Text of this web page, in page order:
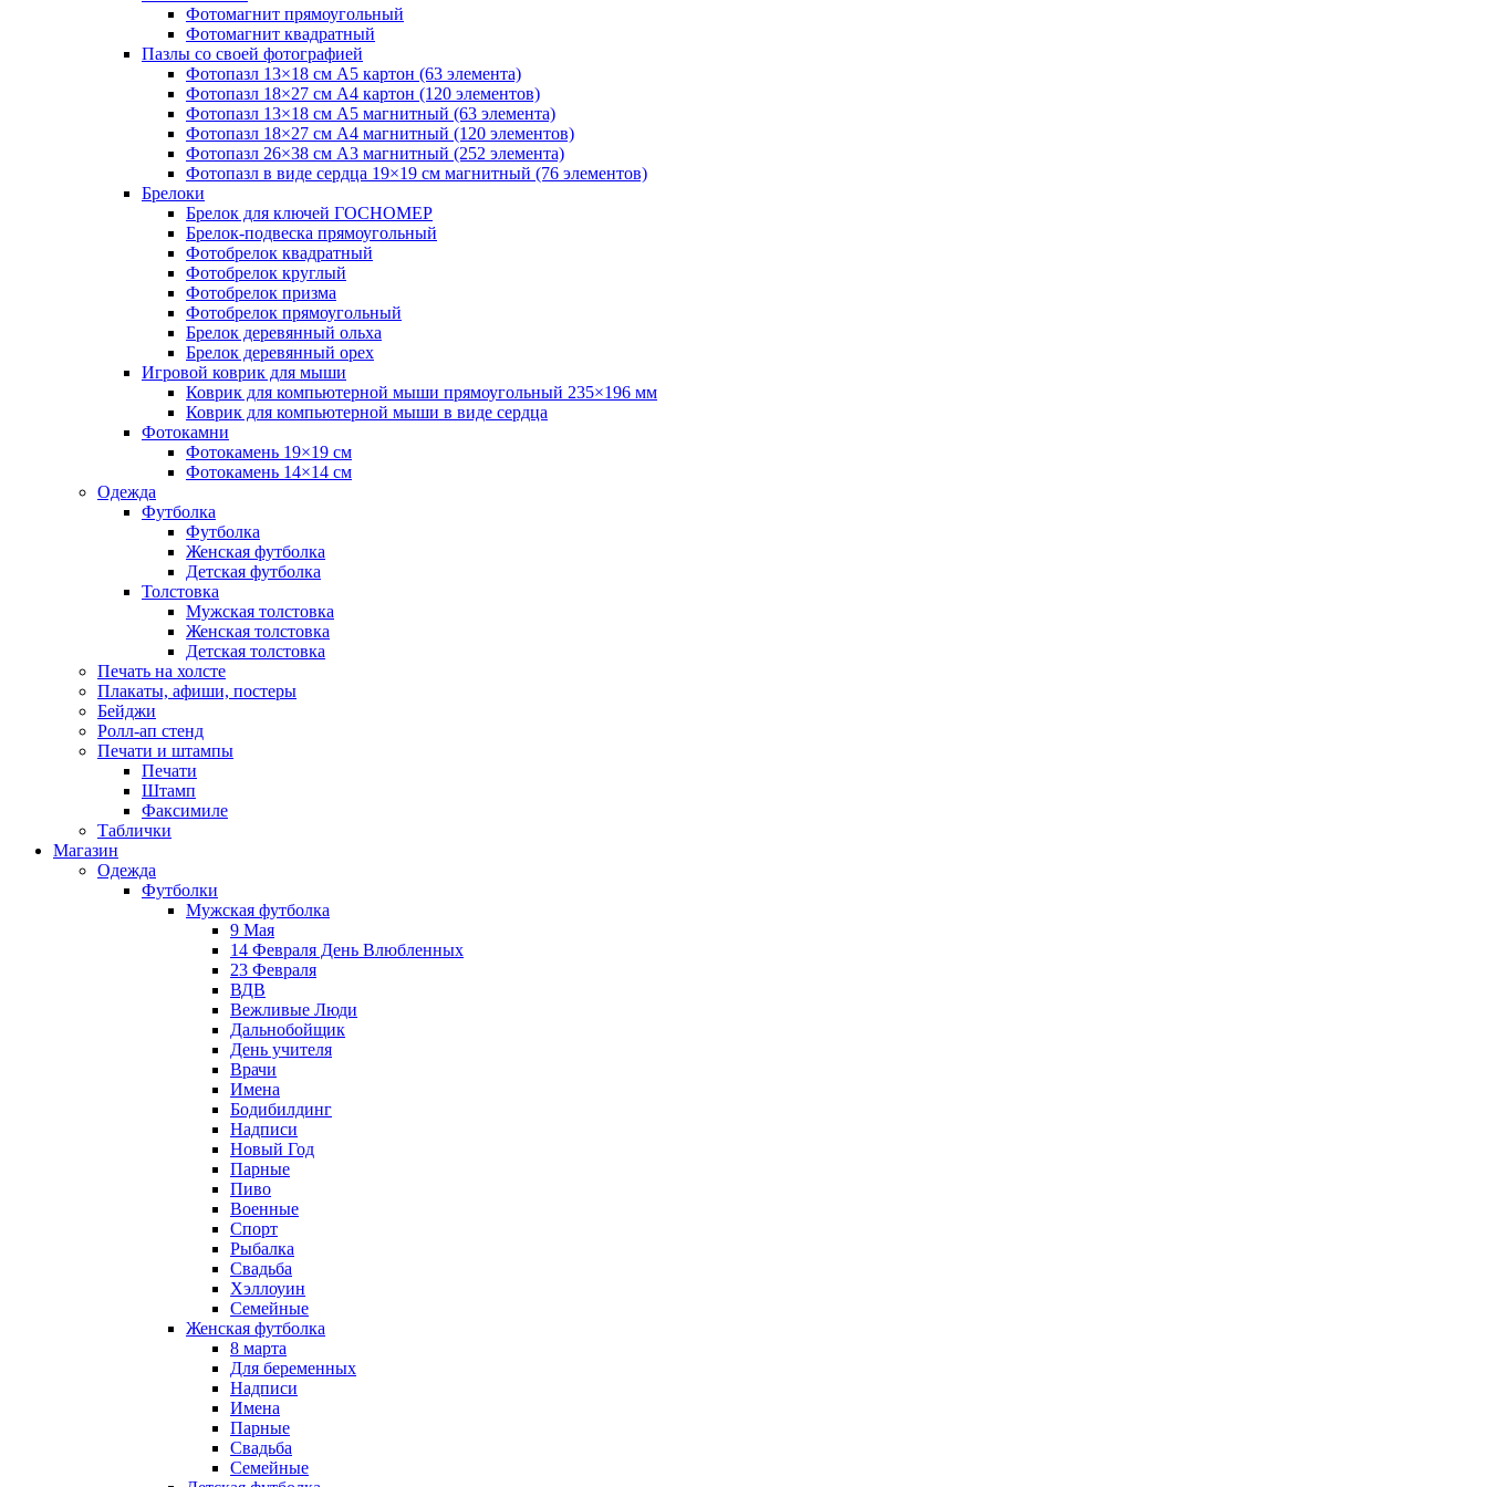
Фотомагнит прямоугольный
Фотомагнит квадратный
Пазлы со своей фотографией
Фотопазл 13×18 см А5 картон (63 элемента)
Фотопазл 18×27 см А4 картон (120 элементов)
Фотопазл 13×18 см А5 магнитный (63 элемента)
Фотопазл 18×27 см А4 магнитный (120 элементов)
Фотопазл 26×38 см А3 магнитный (252 элемента)
Фотопазл в виде сердца 19×19 см магнитный (76 элементов)
Брелоки
Брелок для ключей ГОСНОМЕР
Брелок-подвеска прямоугольный
Фотобрелок квадратный
Фотобрелок круглый
Фотобрелок призма
Фотобрелок прямоугольный
Брелок деревянный ольха
Брелок деревянный орех
Игровой коврик для мыши
Коврик для компьютерной мыши прямоугольный 235×196 мм
Коврик для компьютерной мыши в виде сердца
Фотокамни
Фотокамень 19×19 см
Фотокамень 14×14 см
Одежда
Футболка
Футболка
Женская футболка
Детская футболка
Толстовка
Мужская толстовка
Женская толстовка
Детская толстовка
Печать на холсте
Плакаты, афиши, постеры
Бейджи
Ролл-ап стенд
Печати и штампы
Печати
Штамп
Факсимиле
Таблички
Магазин
Одежда
Футболки
Мужская футболка
9 Мая
14 Февраля День Влюбленных
23 Февраля
ВДВ
Вежливые Люди
Дальнобойщик
День учителя
Врачи
Имена
Бодибилдинг
Надписи
Новый Год
Парные
Пиво
Военные
Спорт
Рыбалка
Свадьба
Хэллоуин
Семейные
Женская футболка
8 марта
Для беременных
Надписи
Имена
Парные
Свадьба
Семейные